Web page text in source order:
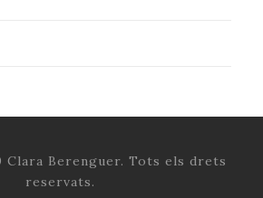
Clara Berenguer. Tots els drets
reservats.